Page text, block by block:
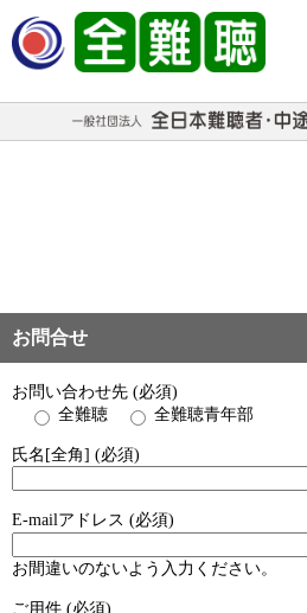
お問合せ
お問い合わせ先 (必須)
全難聴
全難聴青年部
氏名[全角] (必須)
E-mailアドレス (必須)
お間違いのないよう入力ください。
ご用件 (必須)